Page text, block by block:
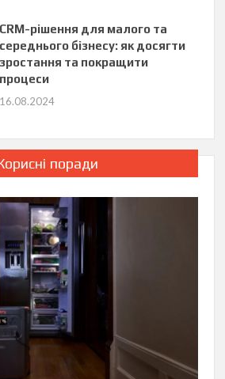
CRM-рішення для малого та
середнього бізнесу: як досягти
зростання та покращити
процеси
16.08.2024
поради